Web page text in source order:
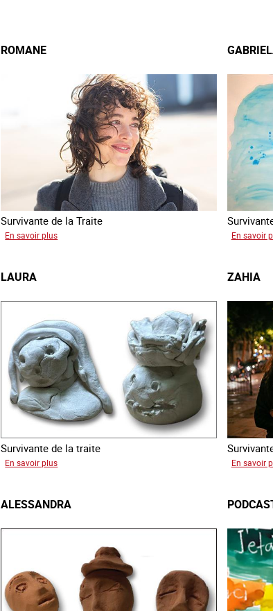
ROMANE
Survivante de la Traite
En savoir plus En savoir
LAURA
Survivante de la traite
En savoir plus
ZAHIA
En savoir
ALESSANDRA